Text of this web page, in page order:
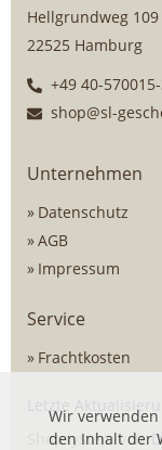
Hellgrundweg 109
22525 Hamburg
+49 40-
shop@sl-
Unternehmen
Datenschutz
AGB
Impressum
Service
Frachtkosten
Letzte
Shopsystem von
Wir
den Inhalt der